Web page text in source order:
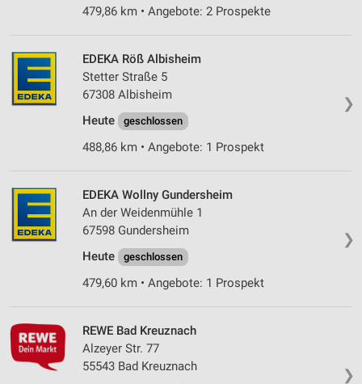
479,86 km • Angebote: 2 Prospekte
❯
EDEKA Röß Albisheim
Stetter Straße 5
67308 Albisheim
Heute
geschlossen
488,86 km • Angebote: 1 Prospekt
❯
EDEKA Wollny Gundersheim
An der Weidenmühle 1
67598 Gundersheim
Heute
geschlossen
479,60 km • Angebote: 1 Prospekt
❯
REWE Bad Kreuznach
Alzeyer Str. 77
55543 Bad Kreuznach